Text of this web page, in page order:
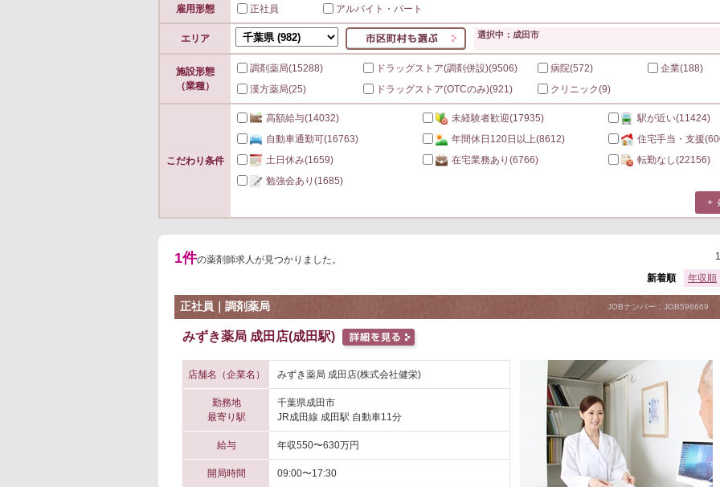
雇用形態 正社員 アルバイト・パート
エリア 選択中：成田市
施設形態
（業種）
調剤薬局(15288) ドラッグストア(調剤併設)(9506) 病院(572) 企業(188)
漢方薬局(25) ドラッグストア(OTCのみ)(921) クリニック(9)
こだわり条件
高額給与(14032) 未経験者歓迎(17935) 駅が近い(11424)
自動車通勤可(16763) 年間休日120日以上(8612) 住宅手当・支援
土日休み(1659) 在宅業務あり (6766) 転勤なし(22156)
勉強会あり (1685)
1件の薬剤師求人が見つかりました。
1
年収順
新着順
正社員｜調剤薬局 JOBナンバー：JOB596669
みずき薬局 成田店(成田駅)
店舗名（企業名） みずき薬局 成田店(株式会社健栄)
勤務地
最寄り駅
千葉県成田市
JR成田線 成田駅 自動車11分
給与 年収550〜630万円
開局時間 09:00〜17:30